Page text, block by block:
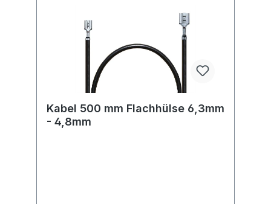
Kabel 500 mm Flachhülse 6,3mm
- 4,8mm